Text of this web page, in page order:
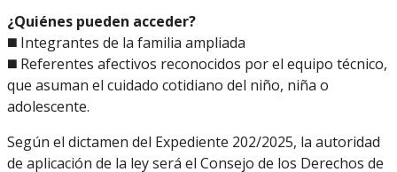
¿Quiénes pueden acceder?
◼️ Integrantes de la familia ampliada
◼️ Referentes afectivos reconocidos por el equipo técnico,
que asuman el cuidado cotidiano del niño, niña o
adolescente.
Según el dictamen del Expediente 202/2025, la autoridad
de aplicación de la ley será el Consejo de los Derechos de